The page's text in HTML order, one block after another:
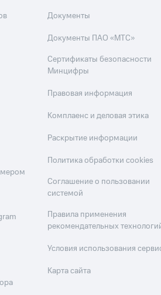
Документы
Документы ПАО «МТС»
Сертификаты безопасности
Минцифры
Правовая информация
Комплаенс и деловая этика
Раскрытие информации
Политика обработки cookies
Соглашение о пользовании
системой
Правила применения
рекомендательных
Условия использования
Карта сайта